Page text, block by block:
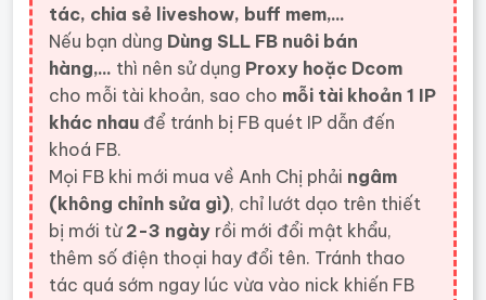
tác, chia sẻ liveshow, buff mem,...
Nếu bạn dùng Dùng SLL FB nuôi bán
hàng,... thì nên sử dụng Proxy hoặc Dcom
cho mỗi tài khoản, sao cho mỗi tài khoản 1 IP
khác nhau để tránh bị FB quét IP dẫn đến
khoá FB.
Mọi FB khi mới mua về Anh Chị phải ngâm
(không chỉnh sửa gì), chỉ lướt dạo trên thiết
bị mới từ 2-3 ngày rồi mới đổi mật khẩu,
thêm số điện thoại hay đổi tên. Tránh thao
tác quá sớm ngay lúc vừa vào nick khiến FB